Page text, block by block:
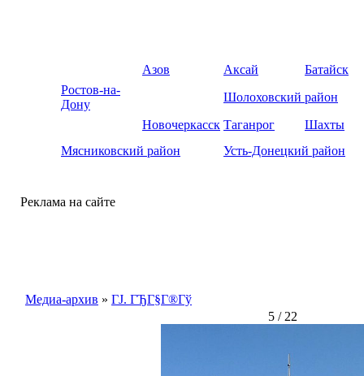
Азов Аксай
Батайск
Ростов-на-
Дону
Шолоховский район
Новочеркасск Таганрог
Шахты
Мясниковский район
Усть-Донецкий район
Реклама на сайте
Медиа-архив » ГЈ. ГЂГ§Г®Гў
5 / 22